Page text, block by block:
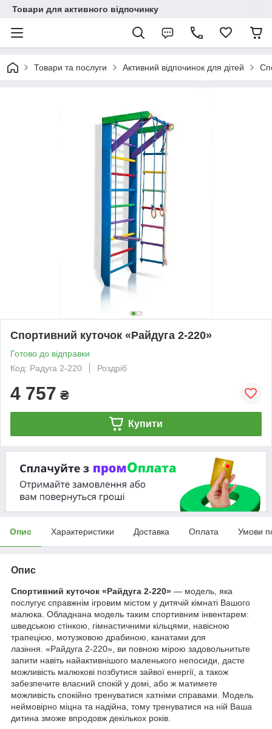
Товари для активного відпочинку
Товари та послуги Активний відпочинок для дітей
Спортивний куточок «Райдуга 2-220»
Готово до відправки
Код: Радуга 2-220
Роздріб
4 757 ₴
Купити
Опис Характеристики Доставка Оплата Умови
Опис
Спортивний куточок «Райдуга 2-220» — модель, яка
послугує справжнім ігровим містом у дитячій кімнаті Вашого
малюка. Обладнана модель таким спортивним інвентарем:
шведською стінкою, гімнастичними кільцями, навісною
трапецією, мотузковою драбиною, канатами для
лазіння. «Райдуга 2-220», ви повною мірою задовольнитьте
запити навіть найактивнішого маленького непосиди, дасте
можливість малюкові позбутися зайвої енергії, а також
забезпечите власний спокій у домі, або ж матимете
можливість спокійно тренуватися хатніми справами. Модель
неймовірно міцна та надійна, тому тренуватися на ній Ваша
дитина зможе впродовж декількох років.